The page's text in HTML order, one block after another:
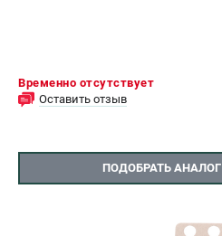
Временно отсутствует
Оставить отзыв
ПОДОБРАТЬ АНАЛОГ